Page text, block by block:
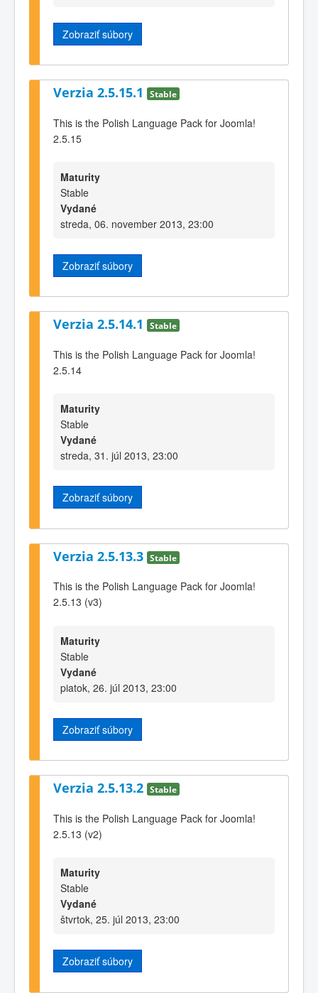
Zobraziť súbory
Verzia 2.5.15.1 Stable
This is the Polish Language Pack for Joomla!
2.5.15
Maturity
Stable
Vydané
streda, 06. november 2013, 23:00
Zobraziť súbory
Verzia 2.5.14.1 Stable
This is the Polish Language Pack for Joomla!
2.5.14
Maturity
Stable
Vydané
streda, 31. júl 2013, 23:00
Zobraziť súbory
Verzia 2.5.13.3 Stable
This is the Polish Language Pack for Joomla!
2.5.13 (v3)
Maturity
Stable
Vydané
piatok, 26. júl 2013, 23:00
Zobraziť súbory
Verzia 2.5.13.2 Stable
This is the Polish Language Pack for Joomla!
2.5.13 (v2)
Maturity
Stable
Vydané
štvrtok, 25. júl 2013, 23:00
Zobraziť súbory